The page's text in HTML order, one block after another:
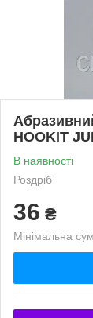
HOOKIT
В наявності
Роздріб
36 ₴
Мінімальна